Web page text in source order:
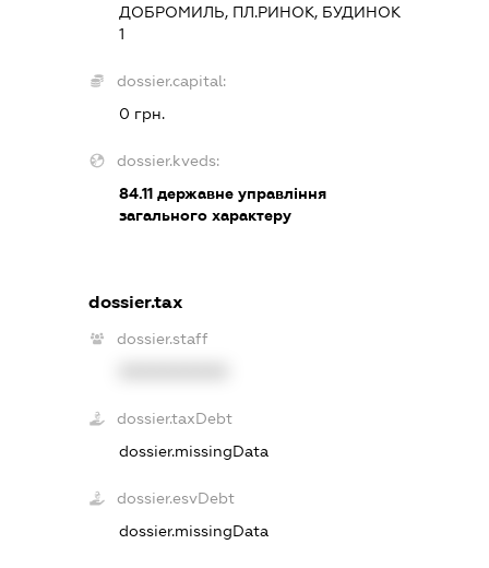
ДОБРОМИЛЬ, ПЛ.РИНОК, БУДИНОК
1
dossier.capital:
0 грн.
dossier.kveds:
84.11державне управління
загального характеру
dossier.tax
dossier.staff
dossier.taxDebt
dossier.missingData
dossier.esvDebt
dossier.missingData